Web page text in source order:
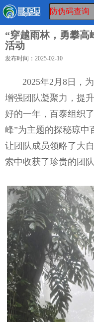
“穿越雨林，勇攀
活动
发布时间：2025-02-10
2025年2月8日，为
增强团队凝聚力，提
好的一年，百泰组织
峰”为主题的探秘琼中
让团队成员领略了大
索中收获了珍贵的团队